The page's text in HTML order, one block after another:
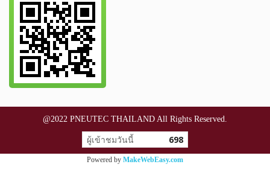
@2022 PNEUTEC THAILAND All Rights Reserved.
ผู้เข้าชมวันนี้ 698
Powered by MakeWebEasy.com